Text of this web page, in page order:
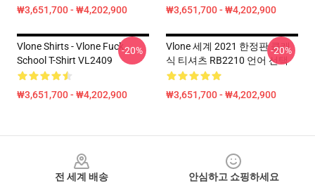
₩3,651,700 - ₩4,202,900 ₩3,651,700 - ₩4,202,900
Vlone Shirts - Vlone Fuck
School T-Shirt VL2409
₩3,651,700 - ₩4,202,900
-20%
Vlone 세계 2021 한정판 클래
식 티셔츠 RB2210 언어 선택
₩3,651,700 - ₩4,202,900
-20%
전 세계 배송
안심하고 쇼핑하세요